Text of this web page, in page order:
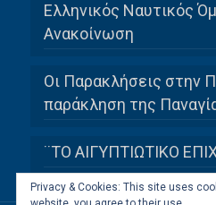
Ελληνικός Ναυτικός
Ανακοίνωση
Οι Παρακλήσεις στην
παράκληση της
¨ΤΟ ΑΙΓΥΠΤΙΩΤΙΚΟ
Privacy & Cookies: This site uses